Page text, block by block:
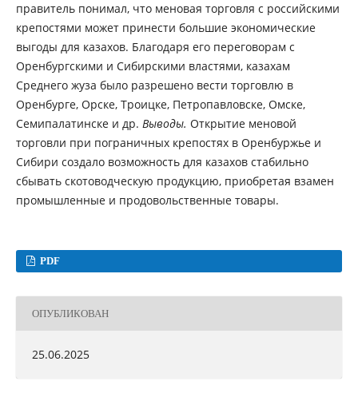
правитель понимал, что меновая торговля с российскими
крепостями может принести большие экономические
выгоды для казахов. Благодаря его переговорам с
Оренбургскими и Сибирскими властями, казахам
Среднего жуза было разрешено вести торговлю в
Оренбурге, Орске, Троицке, Петропавловске, Омске,
Семипалатинске и др. Выводы. Открытие меновой
торговли при пограничных крепостях в Оренбуржье и
Сибири создало возможность для казахов стабильно
сбывать скотоводческую продукцию, приобретая взамен
промышленные и продовольственные товары.
PDF
ОПУБЛИКОВАН
25.06.2025